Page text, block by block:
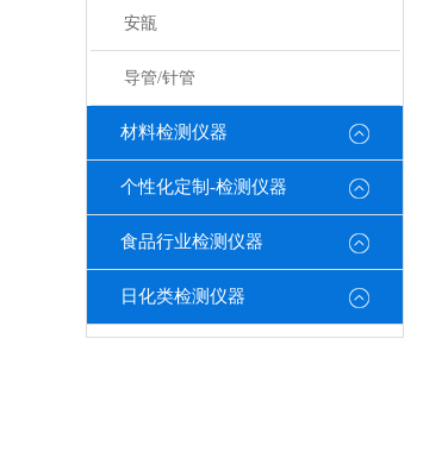
安瓿
导管/针管
材料检测仪器
个性化定制-检测仪器
食品行业检测仪器
日化类检测仪器